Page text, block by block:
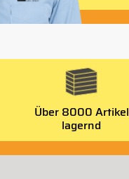
Über 8000 Artikel
lagernd